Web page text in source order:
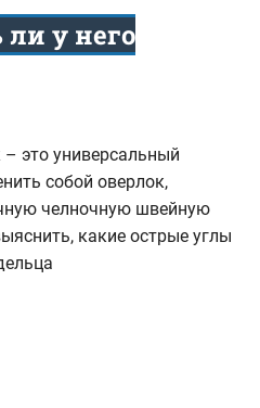
ли у него
– это универсальный
собой оверлок,
челночную швейную
какие острые углы